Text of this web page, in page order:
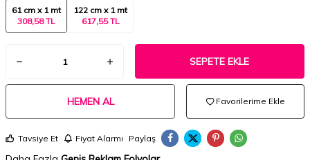
61 cm x 1 mt
308,58 TL
122 cm x 1 mt
617,55 TL
SEPETE EKLE
HEMEN AL Favorilerime Ekle
Tavsiye Et Fiyat Alarmı Paylaş